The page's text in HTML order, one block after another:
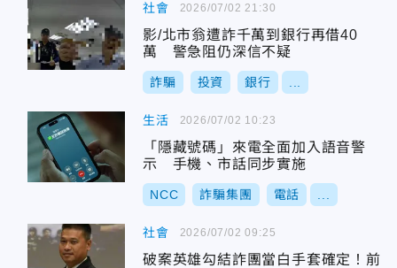
社會
影/北市翁遭詐千萬到銀行再借40
萬 警急阻仍深信不疑
詐騙 投資 銀行
2026/07/02 21:30
生活
「隱藏號碼」來電全面加入語音警
示 手機、市話同步實施
NCC 詐騙集團 電話
2026/07/02 10:23
社會
破案英雄勾結詐團當白手套確定！前
2026/07/02 09:25